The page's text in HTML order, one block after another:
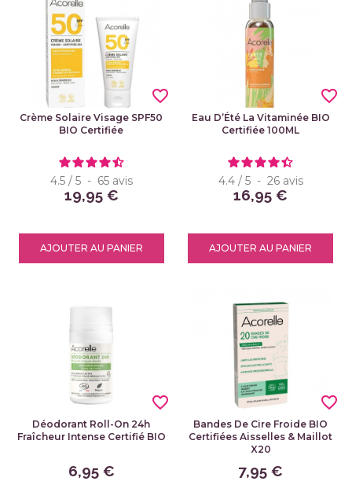
Crème Solaire Visage SPF50
BIO Certifiée
4.5 / 5 - 65 avis
19,95 €
AJOUTER AU PANIER
favorite_border
Eau D’Été La Vitaminée BIO
Certifiée 100ML
4.4 / 5 - 26 avis
16,95 €
AJOUTER AU PANIER
favorite_border
Déodorant Roll-On 24h
Fraîcheur Intense Certifié BIO
6,95 €
favorite_border
Bandes De Cire Froide BIO
Certifiées Aisselles & Maillot
X20
7,95 €
favorite_border